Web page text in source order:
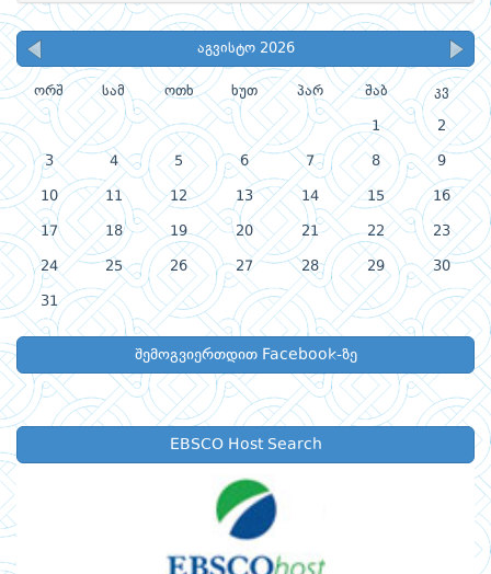
აგვისტო 2026
ორშ სამ ოთხ ხუთ პარ შაბ კვ
1 2
3 4 5 6 7 8 9
10 11 12 13 14 15 16
17 18 19 20 21 22 23
24 25 26 27 28 29 30
31
შემოგვიერთდით Facebook-ზე
EBSCO Host Search